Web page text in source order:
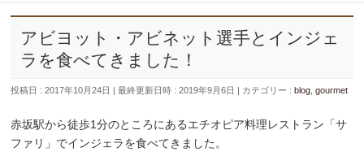
アビヨット・アビネット選手とインジェ
ラを食べてきました！
投稿日 : 2017年10月24日 最終更新日時 : 2019年9月6日 カテゴリー : blog ,gourmet
赤坂駅から徒歩1分のところにあるエチオピア料理レストラン「サ
ファリ」でインジェラを食べてきました。